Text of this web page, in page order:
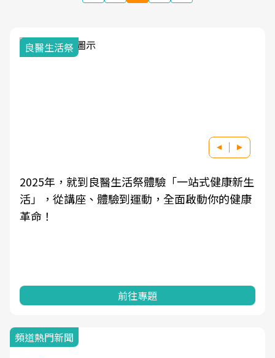
良醫生活祭
2025年，就到良醫生活祭體驗「一站式健康新生
活」，從講座、體驗到運動，全面啟動你的健康
革命！
前往專題
頻道熱門新聞